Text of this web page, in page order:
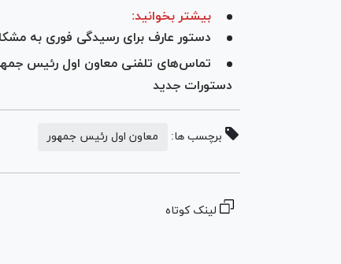
بیشتر بخوانید:
دستور عارف برای رسیدگی فوری به
تماس‌های تلفنی معاون اول رئیس
دستورات جدید
برچسب ها: معاون اول رئیس جمهور
لینک کوتاه